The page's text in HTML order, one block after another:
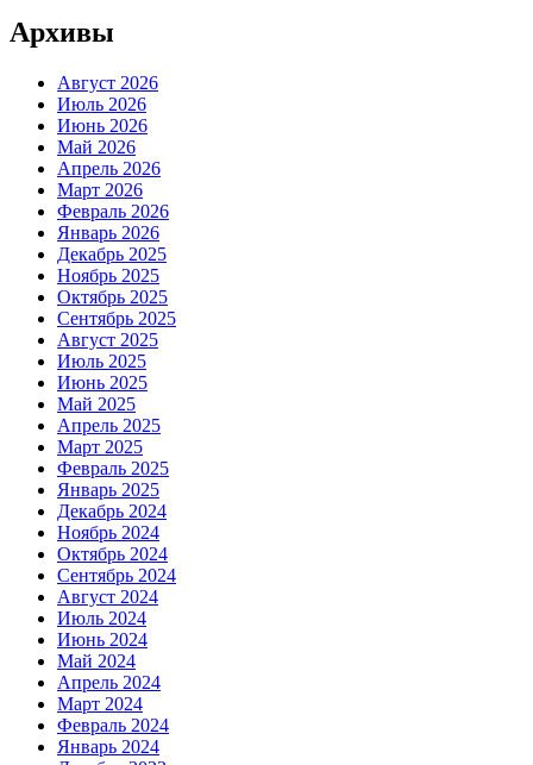
Архивы
Август 2026
Июль 2026
Июнь 2026
Май 2026
Апрель 2026
Март 2026
Февраль 2026
Январь 2026
Декабрь 2025
Ноябрь 2025
Октябрь 2025
Сентябрь 2025
Август 2025
Июль 2025
Июнь 2025
Май 2025
Апрель 2025
Март 2025
Февраль 2025
Январь 2025
Декабрь 2024
Ноябрь 2024
Октябрь 2024
Сентябрь 2024
Август 2024
Июль 2024
Июнь 2024
Май 2024
Апрель 2024
Март 2024
Февраль 2024
Январь 2024